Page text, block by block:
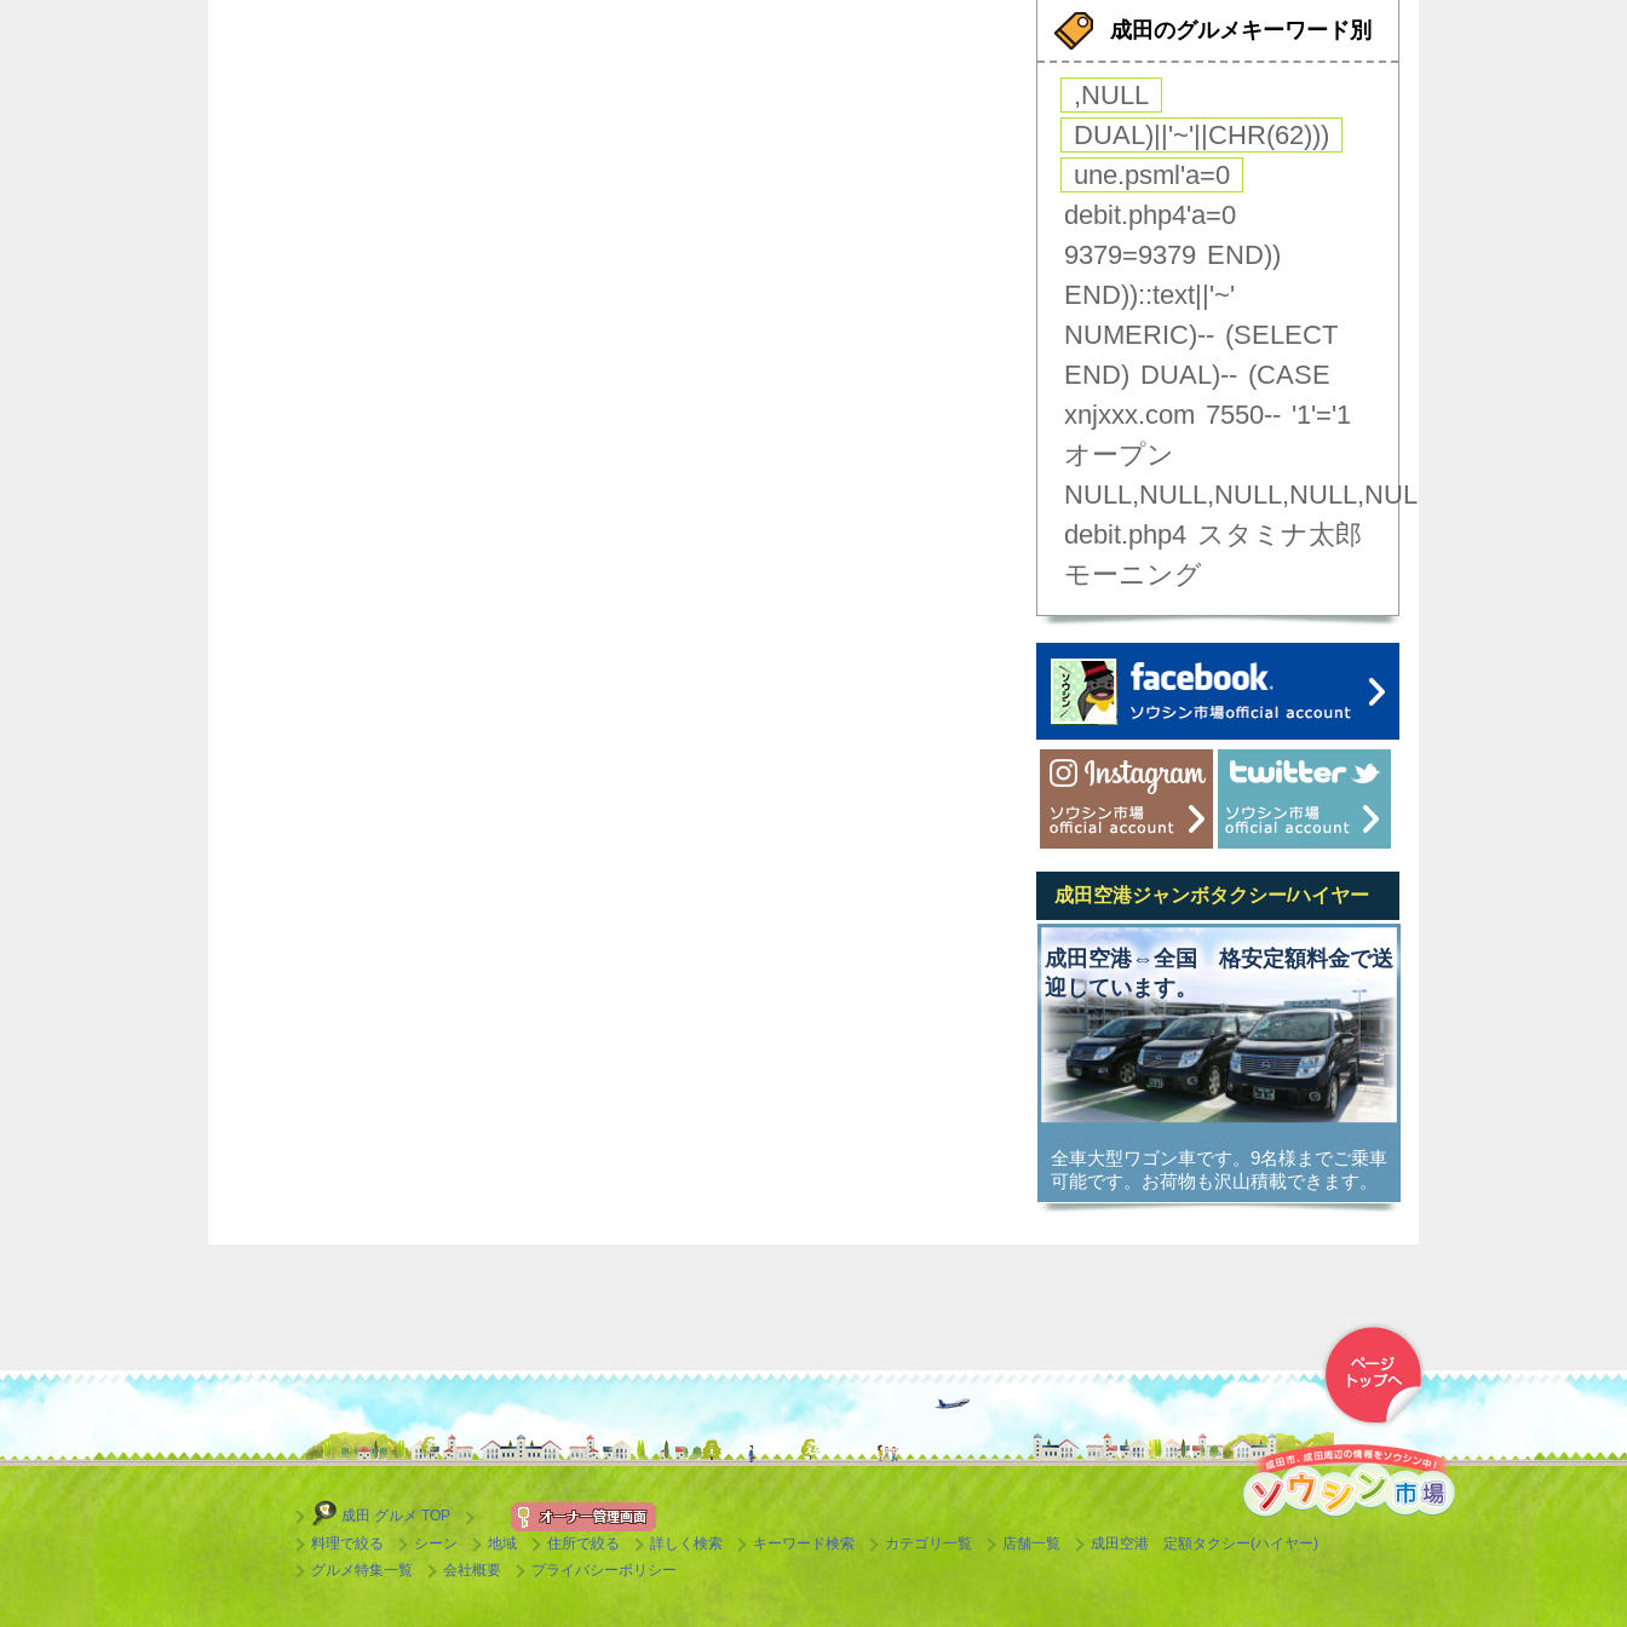
成田のグルメキーワード別
,NULL
DUAL)||'~'||CHR(62)))
une.psml'a=0
debit.php4'a=0
9379=9379 END))
END))::text||'~'
NUMERIC)-- (SELECT
END) DUAL)-- (CASE
xnjxxx.com 7550-- '1'='1
オープン
debit.php4 スタミナ太郎
モーニング
成田空港ジャンボタクシー/ハイヤー
成田空港⇔全国 格安定額料金で送
迎しています。
全車大型ワゴン車です。9名様までご乗車
可能です。お荷物も沢山積載できます。
成田 グルメ TOP
料理で絞る
シーン 地域 住所で絞る 詳しく検索 キーワード検索 カテゴリ一覧 店舗一覧
成田空港 定額タクシー(ハイヤー)
グルメ特集一覧
会社概要 プライバシーポリシー